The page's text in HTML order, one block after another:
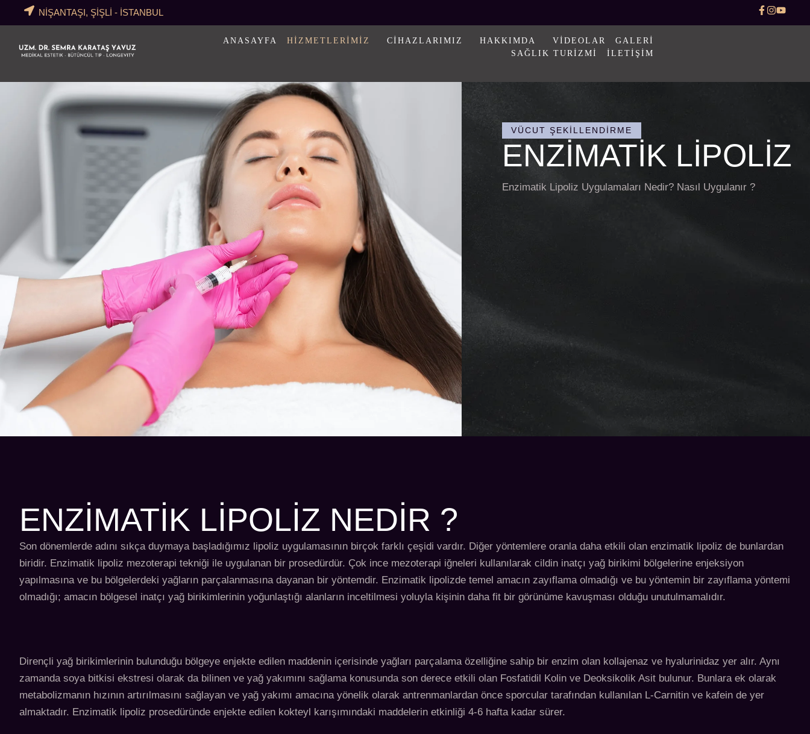
NİŞANTAŞI, ŞİŞLİ - İSTANBUL
ANASAYFA HIZMETLERIMIZ CIHAZLARIMIZ HAKKIMDA VIDEOLAR
GALERI
SAĞLIK TURIZMI
İLETIŞIM
VÜCUT ŞEKILLENDIRME
ENZIMATIK LIPOLIZ
Enzimatik Lipoliz Uygulamaları Nedir? Nasıl Uygulanır ?
ENZIMATIK LIPOLIZ NEDIR ?
Son dönemlerde adını sıkça duymaya başladığımız lipoliz uygulamasının birçok farklı çeşidi vardır. Diğer yöntemlere oranla daha etkili olan enzimatik lipoliz de bunlardan
biridir. Enzimatik lipoliz mezoterapi tekniği ile uygulanan bir prosedürdür. Çok ince mezoterapi iğneleri kullanılarak cildin inatçı yağ birikimi bölgelerine enjeksiyon
yapılmasına ve bu bölgelerdeki yağların parçalanmasına dayanan bir yöntemdir. Enzimatik lipolizde temel amacın zayıflama olmadığı ve bu yöntemin bir zayıflama yöntemi
olmadığı; amacın bölgesel inatçı yağ birikimlerinin yoğunlaştığı alanların inceltilmesi yoluyla kişinin daha fit bir görünüme kavuşması olduğu unutulmamalıdır.
Dirençli yağ birikimlerinin bulunduğu bölgeye enjekte edilen maddenin içerisinde yağları parçalama özelliğine sahip bir enzim olan kollajenaz ve hyalurinidaz yer alır. Aynı
zamanda soya bitkisi ekstresi olarak da bilinen ve yağ yakımını sağlama konusunda son derece etkili olan Fosfatidil Kolin ve Deoksikolik Asit bulunur. Bunlara ek olarak
metabolizmanın hızının artırılmasını sağlayan ve yağ yakımı amacına yönelik olarak antrenmanlardan önce sporcular tarafından kullanılan L-Carnitin ve kafein de yer
almaktadır. Enzimatik lipoliz prosedüründe enjekte edilen kokteyl karışımındaki maddelerin etkinliği 4-6 hafta kadar sürer.